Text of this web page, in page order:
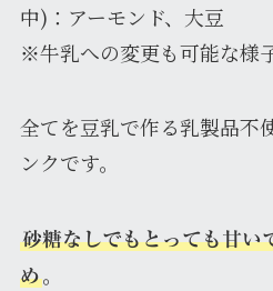
中)：アーモンド、大豆
※牛乳への変更も可能な様
全てを豆乳で作る乳製品不
ンクです。
砂糖なしでもとっても甘い
め。